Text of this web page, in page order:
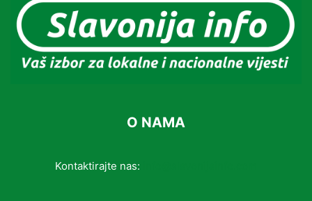
O NAMA
Kontaktirajte nas: